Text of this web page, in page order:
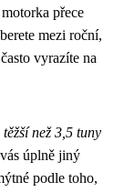
přece
mezi roční,
vyrazíte na
než 3,5 tuny
úplně jiný
podle toho,